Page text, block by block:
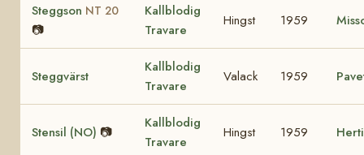
Steggson NT 20
📷
Kallblodig
Travare
Hingst 1959
Steggvärst
Kallblodig
Travare
Valack 1959
Stensil (NO) 📷
Kallblodig
Travare
Hingst 1959